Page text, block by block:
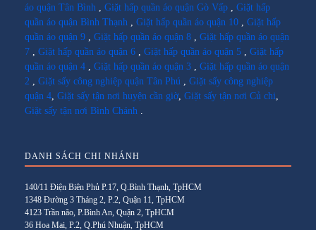
áo quận Tân Bình
Giặt hấp quần áo quận Gò Vấp
Giặt hấp
quần áo quận Bình Thạnh
Giặt hấp quần áo quận 10
Giặt hấp
quần áo quận 9
Giặt hấp quần áo quận 8
Giặt hấp quần áo quận
7
Giặt hấp quần áo quận 6 Giặt hấp quần áo quận 5
Giặt hấp
quần áo quận 4
Giặt hấp quần áo quận 3
Giặt hấp quần áo quận
2
Giặt sấy công nghiệp quận Tân Phú
Giặt sấy công nghiệp
quận 4 Giặt sấy tận nơi huyện cần giờ, Giặt sấy tận nơi Củ chi
Giặt sấy tận nơi Bình Chánh
DANH SÁCH CHI NHÁNH
140/11 Điện Biên Phủ P.17, Q.Bình Thạnh, TpHCM
1348 Đường 3 Tháng 2, P.2, Quận 11, TpHCM
4123 Trần não, P.Bình An, Quận 2, TpHCM
36 Hoa Mai, P.2, Q.Phú Nhuận, TpHCM